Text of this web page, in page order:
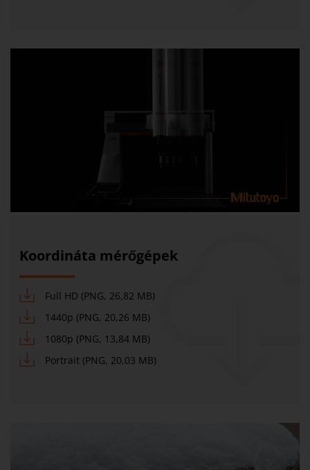
Koordináta mérőgépek
Full HD (PNG, 26,82 MB)
1440p (PNG, 20,26 MB)
1080p (PNG, 13,84 MB)
Portrait (PNG, 20,03 MB)